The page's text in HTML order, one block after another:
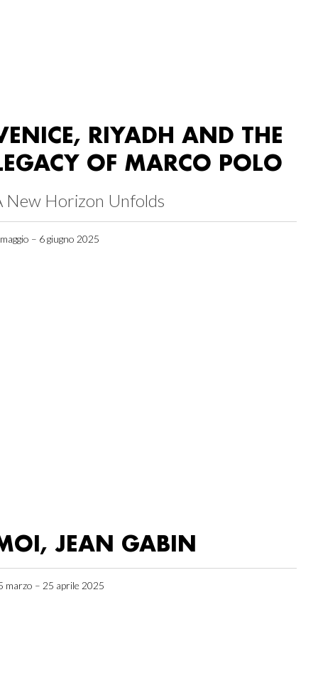
RIYADH AND THE
OF MARCO POLO
New Horizon Unfolds
– 6 giugno 2025
JEAN GABIN
marzo – 25 aprile 2025